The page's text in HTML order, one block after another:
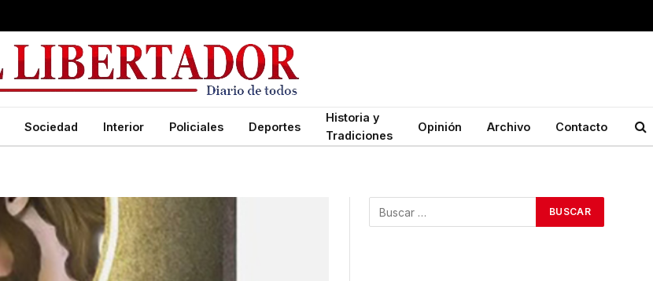
Sociedad Interior Policiales Deportes
Historia y
Tradiciones
Opinión Archivo Contacto